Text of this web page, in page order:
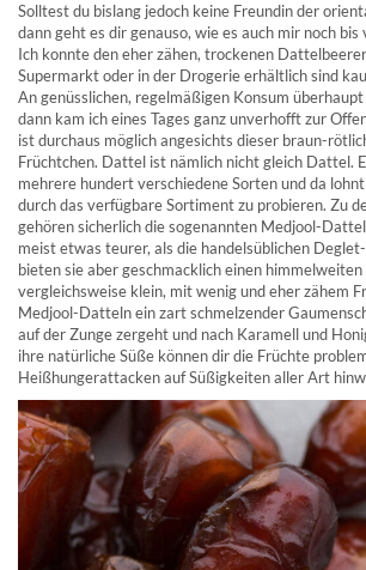
Solltest du bislang jedoch keine Freundin der
dann geht es dir genauso, wie es auch mir noch
Ich konnte den eher zähen, trockenen
Supermarkt oder in der Drogerie erhältlich sind
An genüsslichen, regelmäßigen Konsum
dann kam ich eines Tages ganz unverhofft zur
ist durchaus möglich angesichts dieser braun-
Früchtchen. Dattel ist nämlich nicht gleich Dattel.
mehrere hundert verschiedene Sorten und da
durch das verfügbare Sortiment zu probieren. Zu
gehören sicherlich die sogenannten Medjool-
meist etwas teurer, als die handelsüblichen
bieten sie aber geschmacklich einen
vergleichsweise klein, mit wenig und eher zähem
Medjool-Datteln ein zart schmelzender
auf der Zunge zergeht und nach Karamell und
ihre natürliche Süße können dir die Früchte
Heißhungerattacken auf Süßigkeiten aller Art